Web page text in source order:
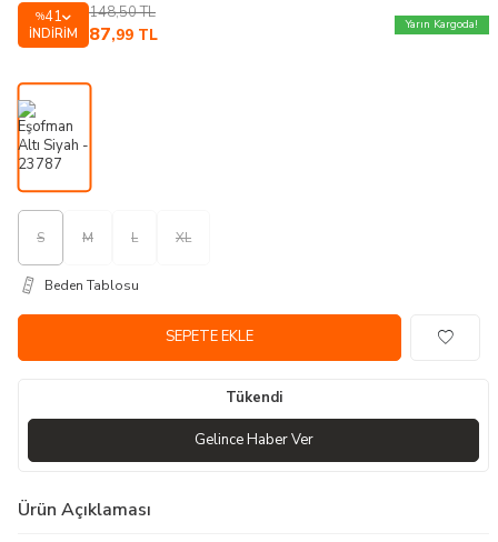
%41
İNDIRIM
148,50TL
87,99 TL
Yarın Kargoda!
S M L XL
Beden Tablosu
SEPETE EKLE
Tükendi
Gelince Haber Ver
Ürün Açıklaması